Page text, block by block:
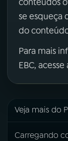
se esqueça
do
Para mais
EBC,
Veja mais do
Carregando